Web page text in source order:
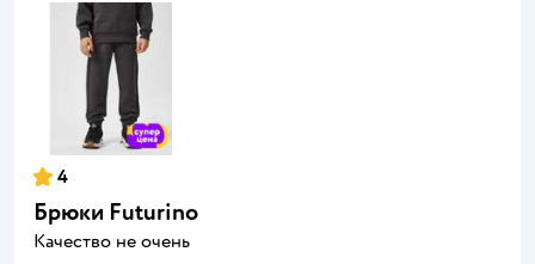
4
Брюки Futurino
Качество не очень